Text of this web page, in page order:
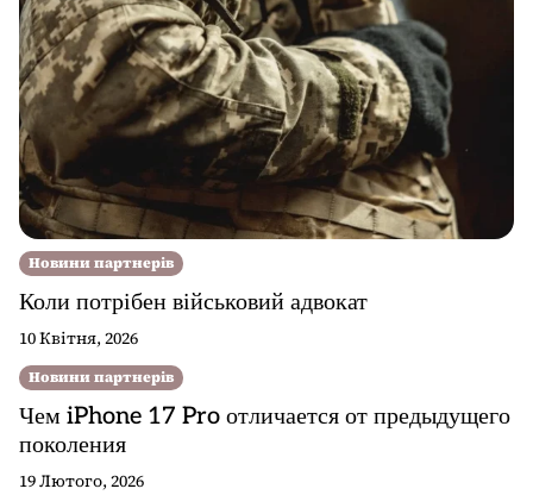
Новини партнерів
Коли потрібен військовий адвокат
10 Квітня, 2026
Новини партнерів
Чем iPhone 17 Pro отличается от предыдущего
поколения
19 Лютого, 2026